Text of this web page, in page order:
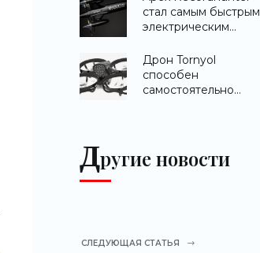
км - «Гаджеты»
стал самым быстрым
электрическим
«Беспилотники»
Дрон Tornyol
способен
самостоятельно
Другие новости
СЛЕДУЮЩАЯ СТАТЬЯ